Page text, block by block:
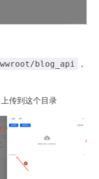
blog_api
，
上传到这个目录